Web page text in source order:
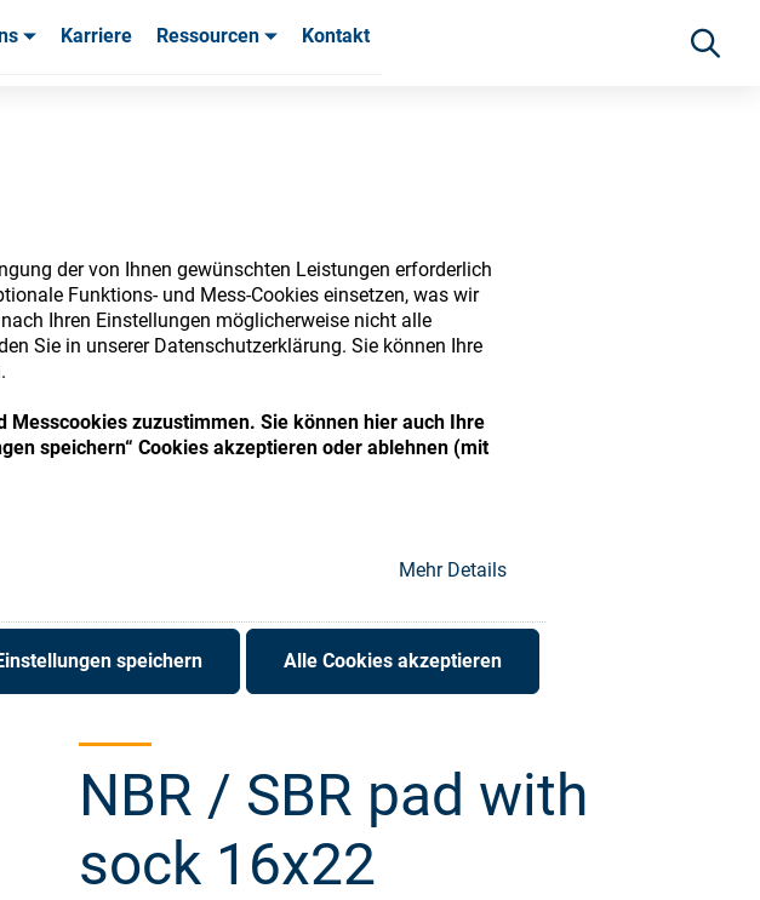
der von Ihnen gewünschten Leistungen erforderlich
Funktions- und Mess-Cookies einsetzen, was wir
Ihren Einstellungen möglicherweise nicht alle
Sie in unserer Datenschutzerklärung. Sie können Ihre
Messcookies zuzustimmen. Sie können hier auch Ihre
speichern“ Cookies akzeptieren oder ablehnen (mit
Mehr Details
speichern Alle Cookies akzeptieren
Karriere Ressourcen Kontakt
explore our wide range of ophthalmic
NBR / SBR pad with
sock 16x22